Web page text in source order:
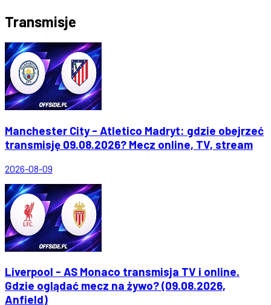
Transmisje
Manchester City - Atletico Madryt: gdzie obejrzeć
transmisję 09.08.2026? Mecz online, TV, stream
2026-08-09
Liverpool - AS Monaco transmisja TV i online.
Gdzie oglądać mecz na żywo? (09.08.2026,
Anfield)